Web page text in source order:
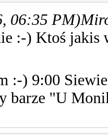
06:35 PM)
:-) Ktoś jakis
:-) 9:00
barze "U